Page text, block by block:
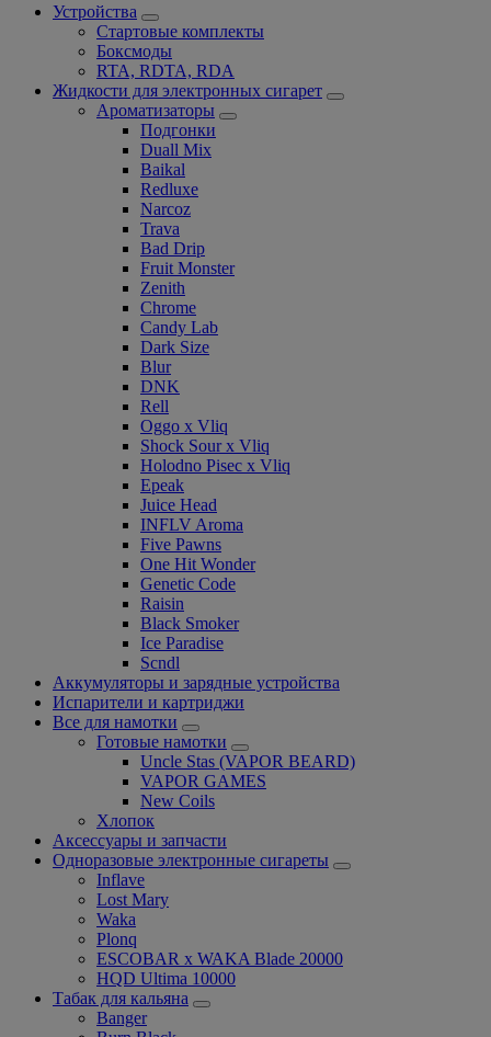
Устройства
Стартовые комплекты
Боксмоды
RTA, RDTA, RDA
Жидкости для электронных сигарет
Ароматизаторы
Подгонки
Duall Mix
Baikal
Redluxe
Narcoz
Trava
Bad Drip
Fruit Monster
Zenith
Chrome
Candy Lab
Dark Size
Blur
DNK
Rell
Oggo x Vliq
Shock Sour x Vliq
Holodno Pisec x Vliq
Epeak
Juice Head
INFLV Aroma
Five Pawns
One Hit Wonder
Genetic Code
Raisin
Black Smoker
Ice Paradise
Scndl
Аккумуляторы и зарядные устройства
Испарители и картриджи
Все для намотки
Готовые намотки
Uncle Stas (VAPOR BEARD)
VAPOR GAMES
New Coils
Хлопок
Аксессуары и запчасти
Одноразовые электронные сигареты
Inflave
Lost Mary
Waka
Plonq
ESCOBAR x WAKA Blade 20000
HQD Ultima 10000
Табак для кальяна
Banger